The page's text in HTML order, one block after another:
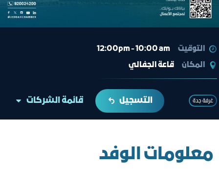
التوقيت
12:00pm - 10:00 am
المكان
قاعة الجفالي
غرفة جدة التسجيل قائمة الشركات
معلومات الوفد